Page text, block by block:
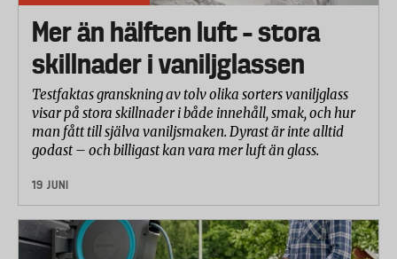
Mer än hälften luft – stora
skillnader i vaniljglassen
Testfaktas granskning av tolv olika sorters vaniljglass
visar på stora skillnader i både innehåll, smak, och hur
man fått till själva vaniljsmaken. Dyrast är inte alltid
godast – och billigast kan vara mer luft än glass.
19 JUNI